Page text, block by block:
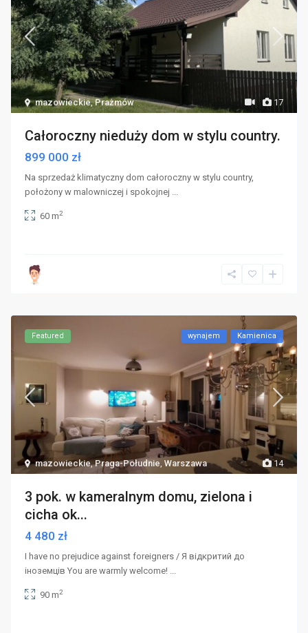
17
mazowieckie,Prażmów
Całoroczny nieduży dom w stylu country.
899 000 zł
Na sprzedaż klimatyczny dom całoroczny w stylu country,
położony w malowniczej i spokojnej ...
60 m2
14
mazowieckie,Praga-Południe,Warszawa
Featured wynajem Kamienica
3 pok. w kameralnym domu, zielona i
cicha ok...
4 480 zł
I have no prejudice against foreigners / Я відкритий до
іноземців You are warmly welcome! ...
90 m2